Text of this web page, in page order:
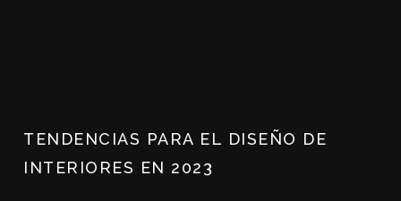
TENDENCIAS PARA EL DISEÑO DE
INTERIORES EN 2023